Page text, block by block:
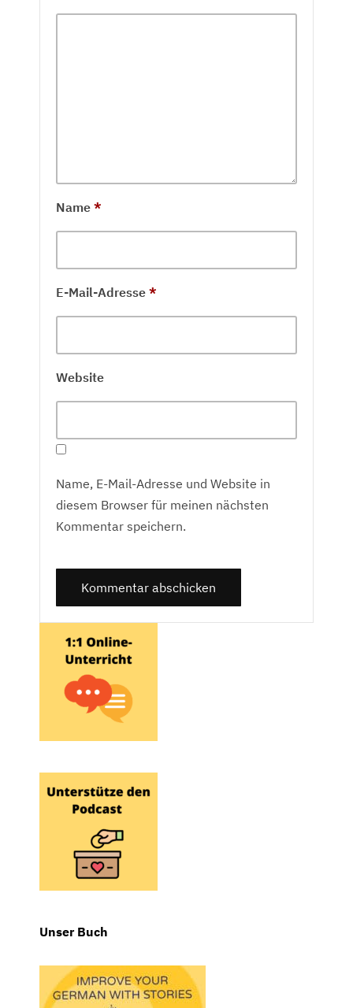
Name *
E-Mail-Adresse *
Website
Name, E-Mail-Adresse und Website in
diesem Browser für meinen nächsten
Kommentar speichern.
Unser Buch